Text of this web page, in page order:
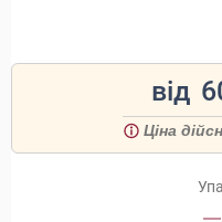
від
Ціна